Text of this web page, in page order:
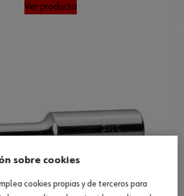
Ver producto
sobre cookies
cookies propias y de terceros para